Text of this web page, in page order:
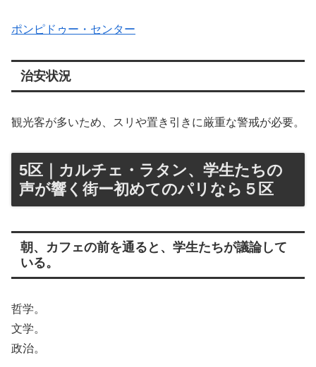
ポンピドゥー・センター
治安状況
観光客が多いため、スリや置き引きに厳重な警戒が必要。
5区｜カルチェ・ラタン、学生たちの
声が響く街ー初めてのパリなら５区
朝、カフェの前を通ると、学生たちが議論して
いる。
哲学。
文学。
政治。